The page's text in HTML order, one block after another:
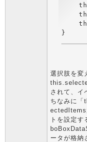
選択肢を変
されて、イ
ちなみに
トを設定
ータが格納